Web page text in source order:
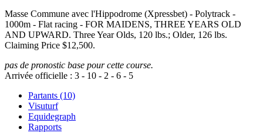
Masse Commune avec l'Hippodrome (Xpressbet) - Polytrack -
1000m - Flat racing - FOR MAIDENS, THREE YEARS OLD
AND UPWARD. Three Year Olds, 120 lbs.; Older, 126 lbs.
Claiming Price $12,500.
pas de pronostic base pour cette course.
Arrivée officielle : 3 - 10 - 2 - 6 - 5
Partants (10)
Visuturf
Equidegraph
Rapports